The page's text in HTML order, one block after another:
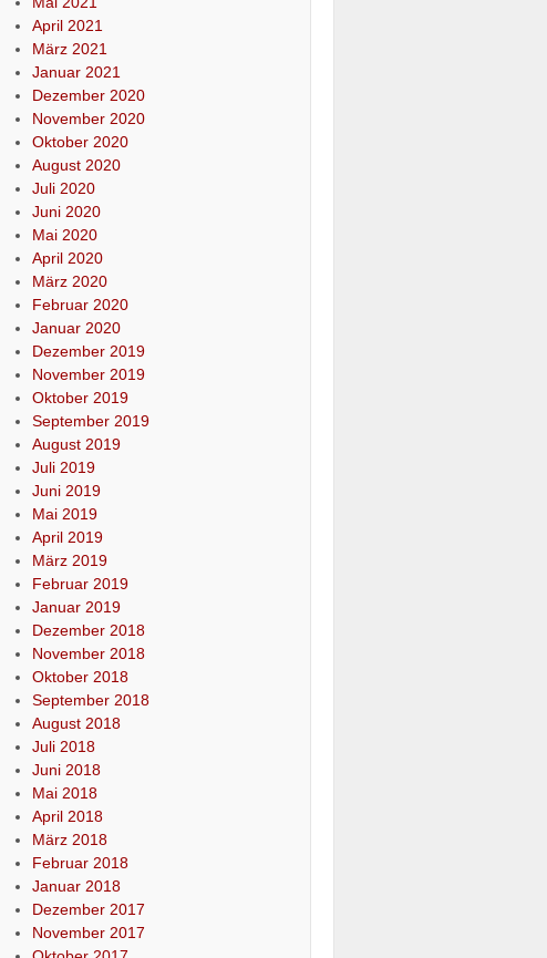
April 2021
März 2021
Januar 2021
Dezember 2020
November 2020
Oktober 2020
August 2020
Juli 2020
Juni 2020
Mai 2020
April 2020
März 2020
Februar 2020
Januar 2020
Dezember 2019
November 2019
Oktober 2019
September 2019
August 2019
Juli 2019
Juni 2019
Mai 2019
April 2019
März 2019
Februar 2019
Januar 2019
Dezember 2018
November 2018
Oktober 2018
September 2018
August 2018
Juli 2018
Juni 2018
Mai 2018
April 2018
März 2018
Februar 2018
Januar 2018
Dezember 2017
November 2017